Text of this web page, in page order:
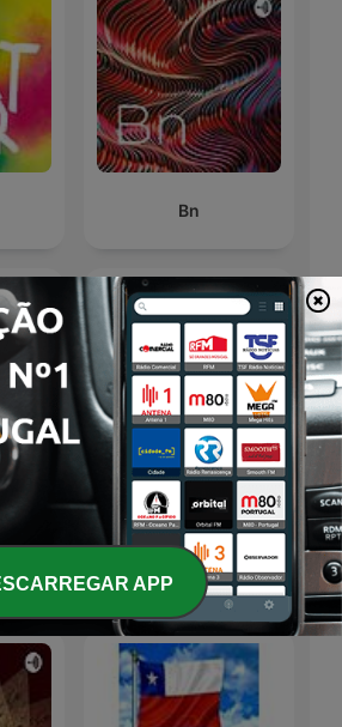
Bn
qué
Наші детективи
internacionais de Artes
APP